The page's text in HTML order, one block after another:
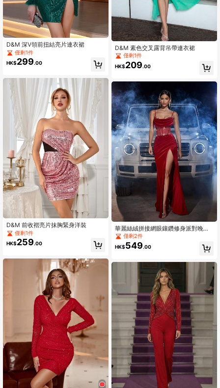
D&M 深V領前扭結亮片連衣裙
僅剩1件
HK$299.00
D&M 前收褶亮片抹胸緊身洋裝
僅剩1件
HK$259.00
D&M 素色交叉露背吊帶連衣裙
僅剩1件
HK$209.00
華麗絲絨拼接網眼鑲鑽修身派對晚裝
連衣裙，後空翻設計，適用於派對或
晚宴活動
僅剩2件
HK$549.00